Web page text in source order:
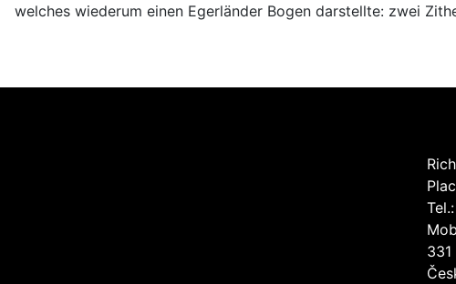
welches wiederum einen Egerländer Bogen darstellte: zwei